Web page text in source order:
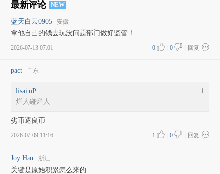
最新评论 NEW
蓝天白云0905 安徽
拿他自己的钱去玩没问题部门做好监管！
2026-07-13 07:01 回复
0
0
pact 广东
lisaimP
烂人碰烂人
1
劣币逐良币
2026-07-09 11:16 回复
0
1
Joy Han 浙江
关键是原始积累怎么来的